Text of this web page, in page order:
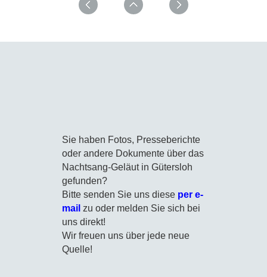
Sie haben Fotos, Presseberichte
oder andere Dokumente über das
Nachtsang-Geläut in Gütersloh
gefunden?
Bitte senden Sie uns diese per e-
mail zu oder melden Sie sich bei
uns direkt!
Wir freuen uns über jede neue
Quelle!